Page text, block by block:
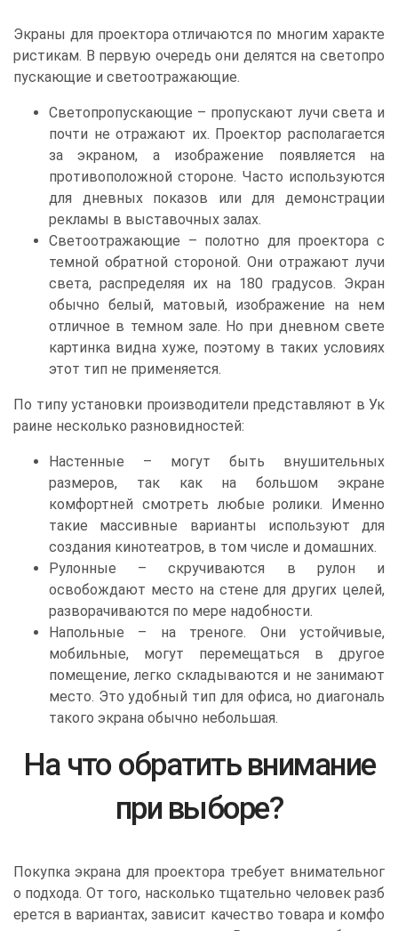
Экраны для проектора отличаются по многим характе
ристикам. В первую очередь они делятся на светопро
пускающие и светоотражающие.
Светопропускающие – пропускают лучи света и
почти не отражают их. Проектор располагается
за экраном, а изображение появляется на
противоположной стороне. Часто используются
для дневных показов или для демонстрации
рекламы в выставочных залах.
Светоотражающие – полотно для проектора с
темной обратной стороной. Они отражают лучи
света, распределяя их на 180 градусов. Экран
обычно белый, матовый, изображение на нем
отличное в темном зале. Но при дневном свете
картинка видна хуже, поэтому в таких условиях
этот тип не применяется.
По типу установки производители представляют в Ук
раине несколько разновидностей:
Настенные – могут быть внушительных
размеров, так как на большом экране
комфортней смотреть любые ролики. Именно
такие массивные варианты используют для
создания кинотеатров, в том числе и домашних.
Рулонные – скручиваются в рулон и
освобождают место на стене для других целей,
разворачиваются по мере надобности.
Напольные – на треноге. Они устойчивые,
мобильные, могут перемещаться в другое
помещение, легко складываются и не занимают
место. Это удобный тип для офиса, но диагональ
такого экрана обычно небольшая.
На что обратить внимание
при выборе?
Покупка экрана для проектора требует внимательног
о подхода. От того, насколько тщательно человек разб
ерется в вариантах, зависит качество товара и комфо